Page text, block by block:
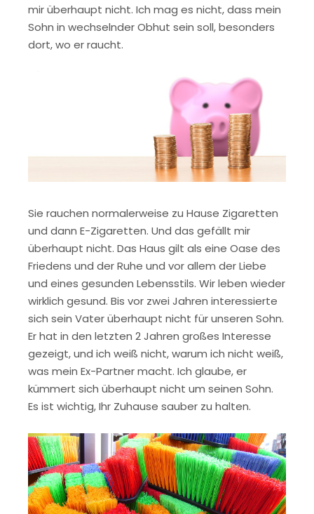
mir überhaupt nicht. Ich mag es nicht, dass mein
Sohn in wechselnder Obhut sein soll, besonders
dort, wo er raucht.
Sie rauchen normalerweise zu Hause Zigaretten
und dann E-Zigaretten. Und das gefällt mir
überhaupt nicht. Das Haus gilt als eine Oase des
Friedens und der Ruhe und vor allem der Liebe
und eines gesunden Lebensstils. Wir leben wieder
wirklich gesund. Bis vor zwei Jahren interessierte
sich sein Vater überhaupt nicht für unseren Sohn.
Er hat in den letzten 2 Jahren großes Interesse
gezeigt, und ich weiß nicht, warum ich nicht weiß,
was mein Ex-Partner macht. Ich glaube, er
kümmert sich überhaupt nicht um seinen Sohn.
Es ist wichtig, Ihr Zuhause sauber zu halten.